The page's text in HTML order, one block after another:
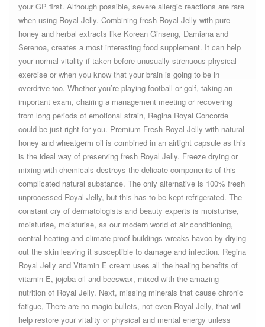
your GP first. Although possible, severe allergic reactions are rare
when using Royal Jelly. Combining fresh Royal Jelly with pure
honey and herbal extracts like Korean Ginseng, Damiana and
Serenoa, creates a most interesting food supplement. It can help
your normal vitality if taken before unusually strenuous physical
exercise or when you know that your brain is going to be in
overdrive too. Whether you’re playing football or golf, taking an
important exam, chairing a management meeting or recovering
from long periods of emotional strain, Regina Royal Concorde
could be just right for you. Premium Fresh Royal Jelly with natural
honey and wheatgerm oil is combined in an airtight capsule as this
is the ideal way of preserving fresh Royal Jelly. Freeze drying or
mixing with chemicals destroys the delicate components of this
complicated natural substance. The only alternative is 100% fresh
unprocessed Royal Jelly, but this has to be kept refrigerated. The
constant cry of dermatologists and beauty experts is moisturise,
moisturise, moisturise, as our modern world of air conditioning,
central heating and climate proof buildings wreaks havoc by drying
out the skin leaving it susceptible to damage and infection. Regina
Royal Jelly and Vitamin E cream uses all the healing benefits of
vitamin E, jojoba oil and beeswax, mixed with the amazing
nutrition of Royal Jelly. Next, missing minerals that cause chronic
fatigue, There are no magic bullets, not even Royal Jelly, that will
help restore your vitality or physical and mental energy unless